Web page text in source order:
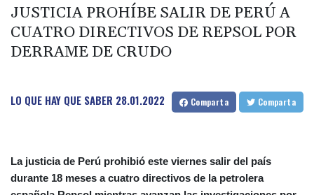
JUSTICIA PROHÍBE SALIR DE PERÚ A
CUATRO DIRECTIVOS DE REPSOL POR
DERRAME DE CRUDO
LO QUE HAY QUE SABER 28.01.2022 Comparta Comparta
La justicia de Perú prohibió este viernes salir del país
durante 18 meses a cuatro directivos de la petrolera